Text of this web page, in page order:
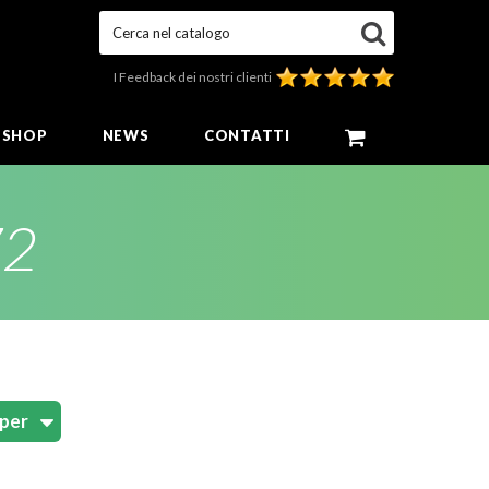
Cerca nel catalogo
I Feedback dei nostri clienti
NEWS CONTATTI